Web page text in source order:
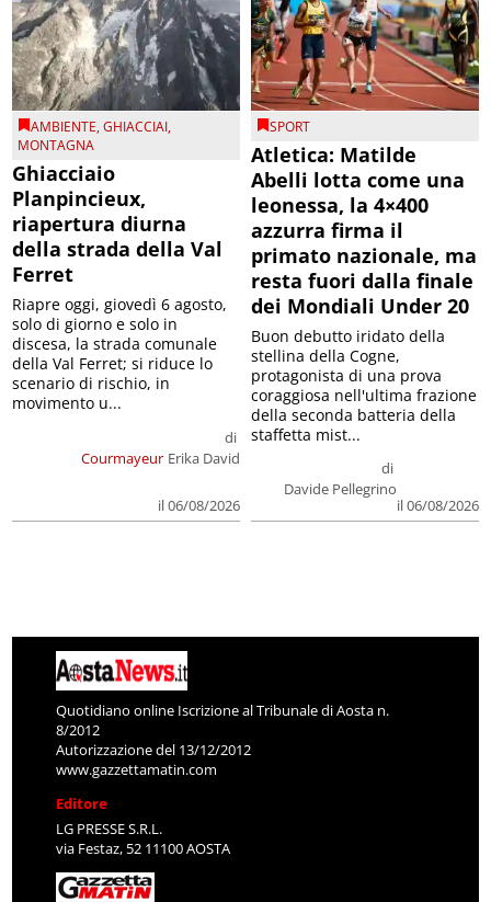
AMBIENTE,GHIACCIAI,
MONTAGNA
Ghiacciaio
Planpincieux,
riapertura diurna
della strada della Val
Ferret
Courmayeur
di
Erika David
il 06/08/2026
Riapre oggi, giovedì 6 agosto,
solo di giorno e solo in
discesa, la strada comunale
della Val Ferret; si riduce lo
scenario di rischio, in
movimento u...
SPORT
Atletica: Matilde
Abelli lotta come una
leonessa, la 4×400
azzurra firma il
primato nazionale, ma
resta fuori dalla finale
dei Mondiali Under 20
di
Davide Pellegrino
il 06/08/2026
Buon debutto iridato della
stellina della Cogne,
protagonista di una prova
coraggiosa nell'ultima frazione
della seconda batteria della
staffetta mist...
Quotidiano online Iscrizione al Tribunale di Aosta n.
8/2012
Autorizzazione del 13/12/2012
www.gazzettamatin.com
Editore
LG PRESSE S.R.L.
via Festaz, 52 11100 AOSTA